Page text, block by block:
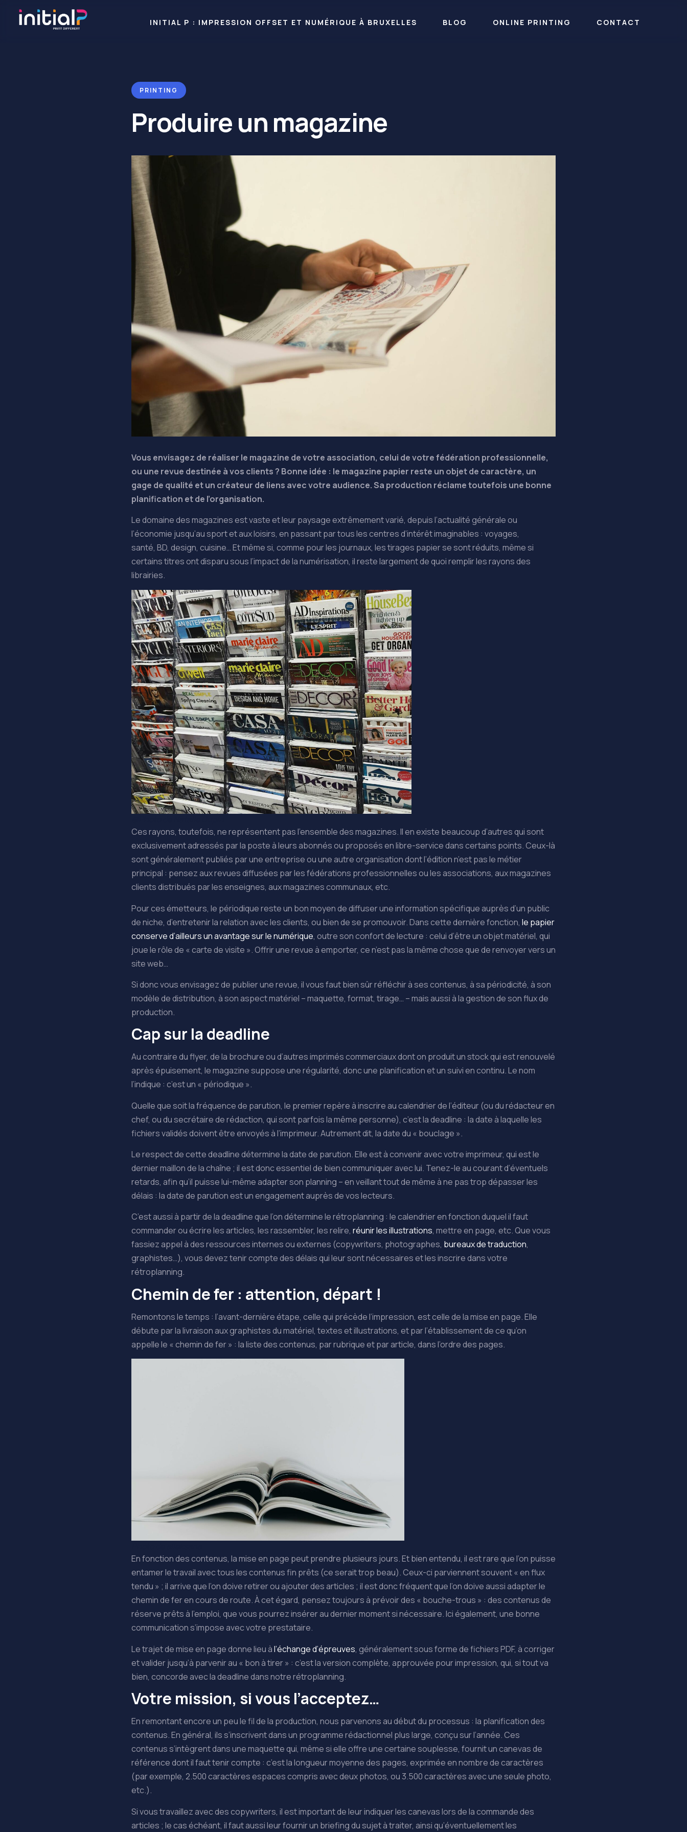
INITIAL P : IMPRESSION OFFSET ET NUMÉRIQUE À BRUXELLES BLOG ONLINE PRINTING CONTACT
PRINTING
Produire un magazine
Vous envisagez de réaliser le magazine de votre association, celui de votre fédération professionnelle,
ou une revue destinée à vos clients ? Bonne idée : le magazine papier reste un objet de caractère, un
gage de qualité et un créateur de liens avec votre audience. Sa production réclame toutefois une bonne
planification et de l’organisation.
Le domaine des magazines est vaste et leur paysage extrêmement varié, depuis l’actualité générale ou
l’économie jusqu’au sport et aux loisirs, en passant par tous les centres d’intérêt imaginables : voyages,
santé, BD, design, cuisine… Et même si, comme pour les journaux, les tirages papier se sont réduits, même si
certains titres ont disparu sous l’impact de la numérisation, il reste largement de quoi remplir les rayons des
librairies.
Ces rayons, toutefois, ne représentent pas l’ensemble des magazines. Il en existe beaucoup d’autres qui sont
exclusivement adressés par la poste à leurs abonnés ou proposés en libre-service dans certains points. Ceux-là
sont généralement publiés par une entreprise ou une autre organisation dont l’édition n’est pas le métier
principal : pensez aux revues diffusées par les fédérations professionnelles ou les associations, aux magazines
clients distribués par les enseignes, aux magazines communaux, etc.
Pour ces émetteurs, le périodique reste un bon moyen de diffuser une information spécifique auprès d’un public
de niche, d’entretenir la relation avec les clients, ou bien de se promouvoir. Dans cette dernière fonction, le papier
conserve d’ailleurs un avantage sur le numérique, outre son confort de lecture : celui d’être un objet matériel, qui
joue le rôle de « carte de visite ». Offrir une revue à emporter, ce n’est pas la même chose que de renvoyer vers un
site web…
Si donc vous envisagez de publier une revue, il vous faut bien sûr réfléchir à ses contenus, à sa périodicité, à son
modèle de distribution, à son aspect matériel – maquette, format, tirage… – mais aussi à la gestion de son flux de
production.
Cap sur la deadline
Au contraire du flyer, de la brochure ou d’autres imprimés commerciaux dont on produit un stock qui est renouvelé
après épuisement, le magazine suppose une régularité, donc une planification et un suivi en continu. Le nom
l’indique : c’est un « périodique ».
Quelle que soit la fréquence de parution, le premier repère à inscrire au calendrier de l’éditeur (ou du rédacteur en
chef, ou du secrétaire de rédaction, qui sont parfois la même personne), c’est la deadline : la date à laquelle les
fichiers validés doivent être envoyés à l’imprimeur. Autrement dit, la date du « bouclage ».
Le respect de cette deadline détermine la date de parution. Elle est à convenir avec votre imprimeur, qui est le
dernier maillon de la chaîne ; il est donc essentiel de bien communiquer avec lui. Tenez-le au courant d’éventuels
retards, afin qu’il puisse lui-même adapter son planning – en veillant tout de même à ne pas trop dépasser les
délais : la date de parution est un engagement auprès de vos lecteurs.
C’est aussi à partir de la deadline que l’on détermine le rétroplanning : le calendrier en fonction duquel il faut
commander ou écrire les articles, les rassembler, les relire, réunir les illustrations, mettre en page, etc. Que vous
fassiez appel à des ressources internes ou externes (copywriters, photographes, bureaux de traduction,
graphistes…), vous devez tenir compte des délais qui leur sont nécessaires et les inscrire dans votre
rétroplanning.
Chemin de fer : attention, départ !
Remontons le temps : l’avant-dernière étape, celle qui précède l’impression, est celle de la mise en page. Elle
débute par la livraison aux graphistes du matériel, textes et illustrations, et par l’établissement de ce qu’on
appelle le « chemin de fer » : la liste des contenus, par rubrique et par article, dans l’ordre des pages.
En fonction des contenus, la mise en page peut prendre plusieurs jours. Et bien entendu, il est rare que l’on puisse
entamer le travail avec tous les contenus fin prêts (ce serait trop beau). Ceux-ci parviennent souvent « en flux
tendu » ; il arrive que l’on doive retirer ou ajouter des articles ; il est donc fréquent que l’on doive aussi adapter le
chemin de fer en cours de route. À cet égard, pensez toujours à prévoir des « bouche-trous » : des contenus de
réserve prêts à l’emploi, que vous pourrez insérer au dernier moment si nécessaire. Ici également, une bonne
communication s’impose avec votre prestataire.
Le trajet de mise en page donne lieu àl’échange d’épreuves, généralement sous forme de fichiers PDF, à corriger
et valider jusqu’à parvenir au « bon à tirer » : c’est la version complète, approuvée pour impression, qui, si tout va
bien, concorde avec la deadline dans notre rétroplanning.
Votre mission, si vous l’acceptez…
En remontant encore un peu le fil de la production, nous parvenons au début du processus : la planification des
contenus. En général, ils s’inscrivent dans un programme rédactionnel plus large, conçu sur l’année. Ces
contenus s’intègrent dans une maquette qui, même si elle offre une certaine souplesse, fournit un canevas de
référence dont il faut tenir compte : c’est la longueur moyenne des pages, exprimée en nombre de caractères
(par exemple, 2.500 caractères espaces compris avec deux photos, ou 3.500 caractères avec une seule photo,
etc.).
Si vous travaillez avec des copywriters, il est important de leur indiquer les canevas lors de la commande des
articles ; le cas échéant, il faut aussi leur fournir un briefing du sujet à traiter, ainsi qu’éventuellement les